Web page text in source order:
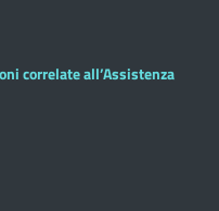
correlate all’Assistenza